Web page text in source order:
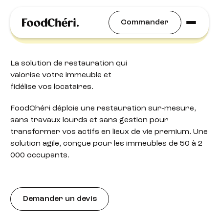
Commander
Solution restauration pour les pros de
La solution de restauration qui
valorise votre immeuble et
fidélise vos locataires.
FoodChéri déploie une restauration sur-mesure,
sans travaux lourds et sans gestion pour
transformer vos actifs en lieux de vie premium. Une
solution agile, conçue pour les immeubles de 50 à 2
000 occupants.
Demander un devis